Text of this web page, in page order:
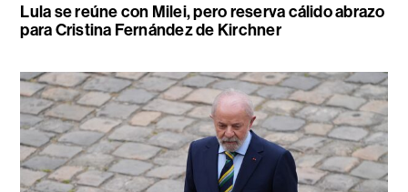
Lula se reúne con Milei, pero reserva cálido abrazo
para Cristina Fernández de Kirchner